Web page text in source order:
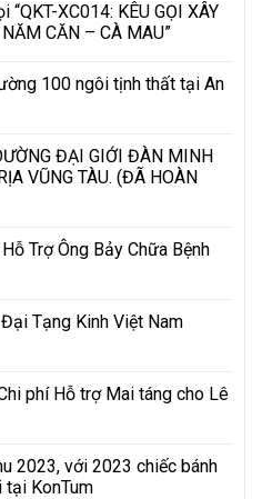
XC014: KÊU GỌI XÂY
CĂN – CÀ MAU”
100 ngôi tịnh thất tại An
ĐẠI GIỚI ĐÀN MINH
VŨNG TÀU. (ĐÃ HOÀN
Trợ Ông Bảy Chữa Bệnh
Tạng Kinh Việt Nam
phí Hỗ trợ Mai táng cho Lê
2023, với 2023 chiếc bánh
KonTum